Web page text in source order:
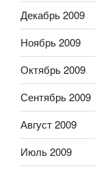
Декабрь 2009
Ноябрь 2009
Октябрь 2009
Сентябрь 2009
Август 2009
Июль 2009